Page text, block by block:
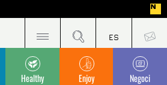
Healthy Enjoy Negoci